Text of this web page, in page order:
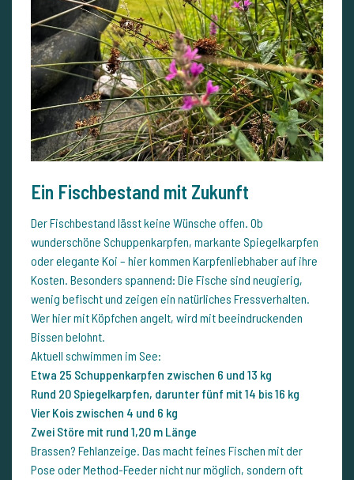
Ein Fischbestand mit Zukunft
Der Fischbestand lässt keine Wünsche offen. Ob
wunderschöne Schuppenkarpfen, markante Spiegelkarpfen
oder elegante Koi – hier kommen Karpfenliebhaber auf ihre
Kosten. Besonders spannend: Die Fische sind neugierig,
wenig befischt und zeigen ein natürliches Fressverhalten.
Wer hier mit Köpfchen angelt, wird mit beeindruckenden
Bissen belohnt.
Aktuell schwimmen im See:
Etwa 25 Schuppenkarpfen zwischen 6 und 13 kg
Rund 20 Spiegelkarpfen, darunter fünf mit 14 bis 16 kg
Vier Kois zwischen 4 und 6 kg
Zwei Störe mit rund 1,20 m Länge
Brassen? Fehlanzeige. Das macht feines Fischen mit der
Pose oder Method-Feeder nicht nur möglich, sondern oft